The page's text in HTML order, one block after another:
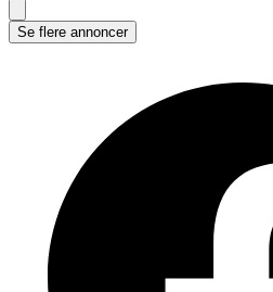
Se flere annoncer